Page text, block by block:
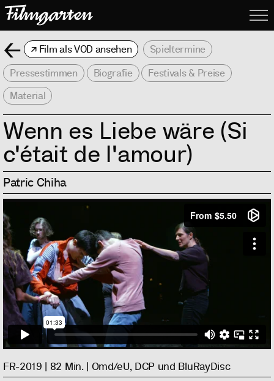
Zurück
Film als VOD ansehen
Spieltermine
Pressestimmen
Biografie
Festivals & Preise
Material
Wenn es Liebe wäre (Si
c'était de l'amour)
Patric Chiha
Info
FR-2019 | 82 Min. | Omd/eU, DCP und BluRayDisc